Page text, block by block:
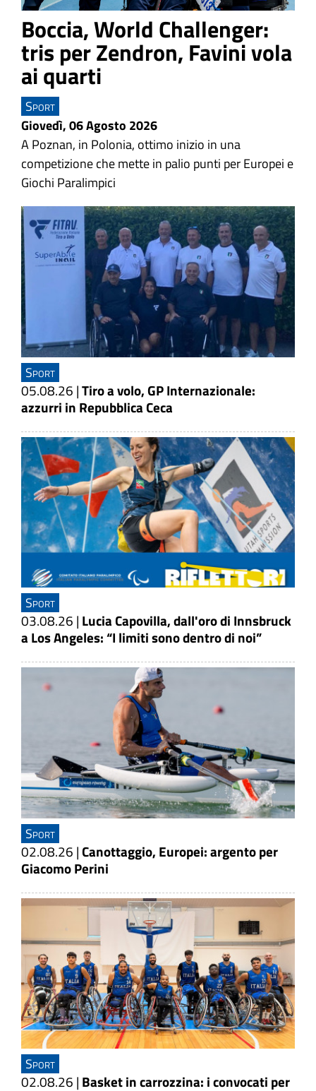
Boccia, World Challenger:
tris per Zendron, Favini vola
ai quarti
Sport
Giovedì, 06 Agosto 2026
A Poznan, in Polonia, ottimo inizio in una
competizione che mette in palio punti per Europei e
Giochi Paralimpici
Sport
05.08.26 |Tiro a volo, GP Internazionale:
azzurri in Repubblica Ceca
Sport
03.08.26 | Lucia Capovilla, dall'oro di Innsbruck
a Los Angeles: “I limiti sono dentro di noi”
Sport
02.08.26 |Canottaggio, Europei: argento per
Giacomo Perini
Sport
02.08.26 | Basket in carrozzina: i convocati per